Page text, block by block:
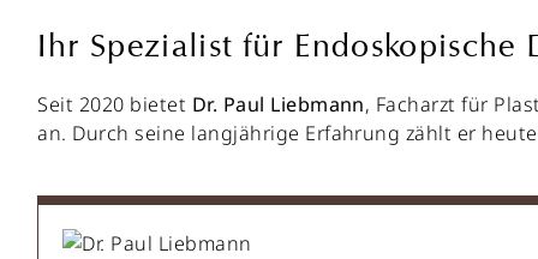
Ihr Spezialist für
Seit 2020 bietet Dr. Paul Liebmann, Facharzt für
an. Durch seine langjährige Erfahrung zählt er